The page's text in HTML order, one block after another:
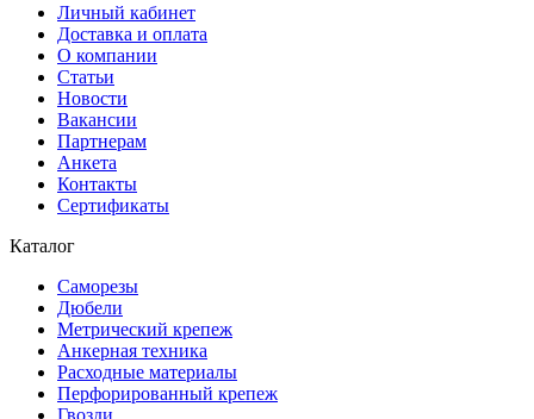
Личный кабинет
Доставка и оплата
О компании
Статьи
Новости
Вакансии
Партнерам
Анкета
Контакты
Сертификаты
Каталог
Саморезы
Дюбели
Метрический крепеж
Анкерная техника
Расходные материалы
Перфорированный крепеж
Гвозди